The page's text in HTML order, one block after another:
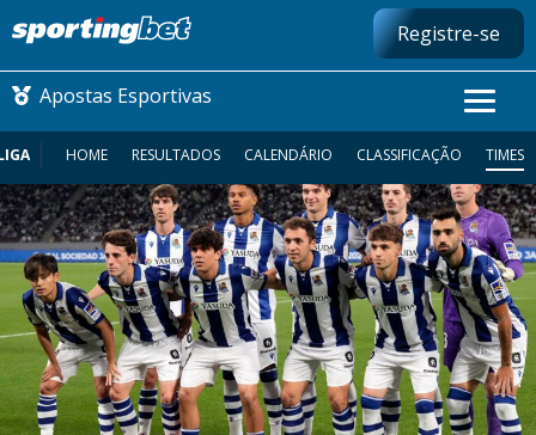
Registre-se
Apostas Esportivas
CONMEBOL LIBERTADORES
FUTEBOL NACIONAL
FUTEBOL INTERNACIONAL
COMO APOSTAR
HOME RESULTADOS CALENDÁRIO CLASSIFICAÇÃO TIMES